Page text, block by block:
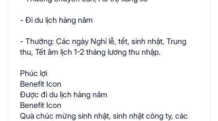
- Đi du lịch hàng năm
- Thưởng: Các ngày Nghỉ lễ, tết, sinh nhật, Trung
thu, Tết âm lịch 1-2 tháng lương thu nhập.
Phúc lợi
Benefit Icon
Được đi du lịch hàng năm
Benefit Icon
Quà chúc mừng sinh nhật, sinh nhật công ty, các